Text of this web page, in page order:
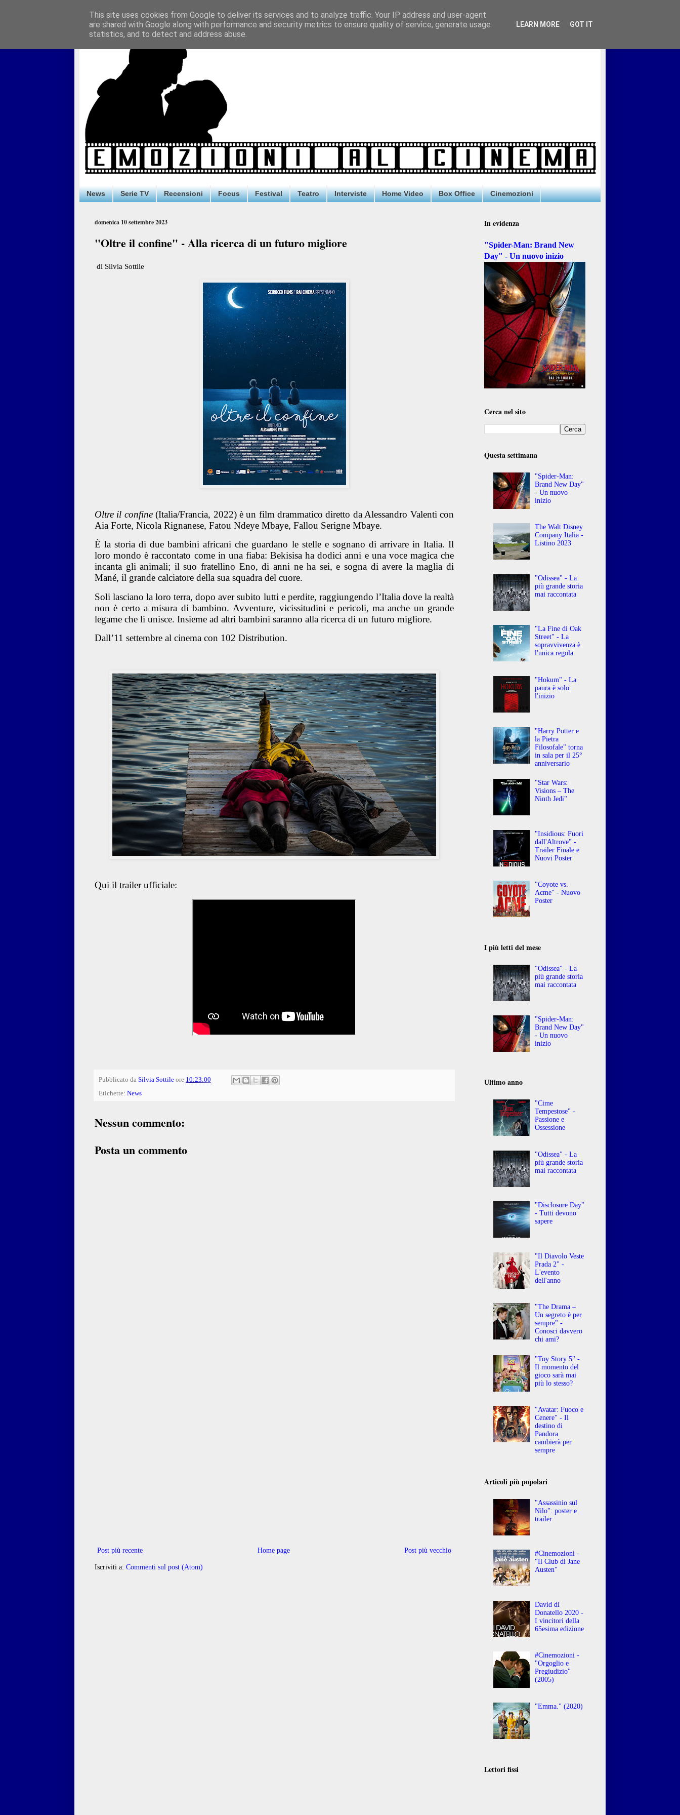
News Serie TV Recensioni Focus Festival Teatro Interviste Home Video Box Office Cinemozioni
domenica 10 settembre 2023
"Oltre il confine" - Alla ricerca di un futuro migliore
di Silvia Sottile
Oltre il confine(Italia/Francia, 2022) è un film drammatico diretto da Alessandro Valenti con
Aia Forte, Nicola Rignanese, Fatou Ndeye Mbaye, Fallou Serigne Mbaye.
È la storia di due bambini africani che guardano le stelle e sognano di arrivare in Italia. Il
loro mondo è raccontato come in una fiaba: Bekisisa ha dodici anni e una voce magica che
incanta gli animali; il suo fratellino Eno, di anni ne ha sei, e sogna di avere la maglia di
Mané, il grande calciatore della sua squadra del cuore.
Soli lasciano la loro terra, dopo aver subito lutti e perdite, raggiungendo l’Italia dove la realtà
non è certo a misura di bambino. Avventure, vicissitudini e pericoli, ma anche un grande
legame che li unisce. Insieme ad altri bambini saranno alla ricerca di un futuro migliore.
Dall’11 settembre al cinema con 102 Distribution.
Qui il trailer ufficiale:
Pubblicato da Silvia Sottile ore 10:23:00
Etichette: News
Nessun commento:
Posta un commento
Post più recente Post più vecchio
Home page
Iscriviti a: Commenti sul post (Atom)
In evidenza
"Spider-Man: Brand New
Day" - Un nuovo inizio
Cerca nel sito
Questa settimana
"Spider-Man:
Brand New Day"
- Un nuovo
inizio
The Walt Disney
Company Italia -
Listino 2023
"Odissea" - La
più grande storia
mai raccontata
"La Fine di Oak
Street" - La
sopravvivenza è
l'unica regola
"Hokum" - La
paura è solo
l'inizio
"Harry Potter e
la Pietra
Filosofale" torna
in sala per il 25°
anniversario
"Star Wars:
Visions – The
Ninth Jedi"
"Insidious: Fuori
dall'Altrove" -
Trailer Finale e
Nuovi Poster
"Coyote vs.
Acme" - Nuovo
Poster
I più letti del mese
"Odissea" - La
più grande storia
mai raccontata
"Spider-Man:
Brand New Day"
- Un nuovo
inizio
Ultimo anno
"Cime
Tempestose" -
Passione e
Ossessione
"Odissea" - La
più grande storia
mai raccontata
"Disclosure Day"
- Tutti devono
sapere
"Il Diavolo Veste
Prada 2" -
L'evento
dell'anno
"The Drama –
Un segreto è per
sempre" -
Conosci davvero
chi ami?
"Toy Story 5" -
Il momento del
gioco sarà mai
più lo stesso?
"Avatar: Fuoco e
Cenere" - Il
destino di
Pandora
cambierà per
sempre
Articoli più popolari
"Assassinio sul
Nilo": poster e
trailer
#Cinemozioni -
"Il Club di Jane
Austen"
David di
Donatello 2020 -
I vincitori della
65esima edizione
#Cinemozioni -
"Orgoglio e
Pregiudizio"
(2005)
"Emma." (2020)
Lettori fissi
This site uses cookies from Google to deliver its services and to analyze traffic. Your IP address and user-agent
are shared with Google along with performance and security metrics to ensure quality of service, generate usage
statistics, and to detect and address abuse.
LEARN MORE GOT IT